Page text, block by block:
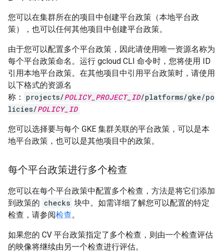
您可以在集群所在的项目中创建平台政策（本地平台政
策），也可以任何其他项目中创建平台政策。
由于您可以配置多个平台政策，因此请使用唯一资源名称为
每个平台政策命名。运行 gcloud CLI 命令时，您将使用 ID
引用本地平台政策。在其他项目中引用平台政策时，请使用
以下格式的资源名
称：
projects/POLICY_PROJECT_ID/platforms/gke/po
licies/POLICY_ID
您可以选择要与每个 GKE 集群关联的平台政策，可以是本
地平台政策，也可以是其他项目中的政策。
每个平台政策进行多个检查
您可以在每个平台政策中配置多个检查，方法是将它们添加
到政策的 checks 块中。如需详细了解您可以配置的特定
检查，请参阅检查。
如果您的 CV 平台政策指定了多个检查，则由一个检查评估
的映像将继续由另一个检查进行评估。